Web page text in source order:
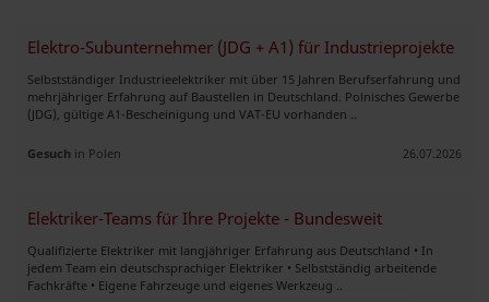
Elektro-Subunternehmer (JDG + A1) für Industrieprojekte
Selbstständiger Industrieelektriker mit über 15 Jahren Berufserfahrung und
mehrjähriger Erfahrung auf Baustellen in Deutschland. Polnisches Gewerbe
(JDG), gültige A1-Bescheinigung und VAT-EU vorhanden ..
Gesuch in Polen 26.07.2026
Elektriker-Teams für Ihre Projekte - Bundesweit
Qualifizierte Elektriker mit langjähriger Erfahrung aus Deutschland • In
jedem Team ein deutschsprachiger Elektriker • Selbstständig arbeitende
Fachkräfte • Eigene Fahrzeuge und eigenes Werkzeug ..